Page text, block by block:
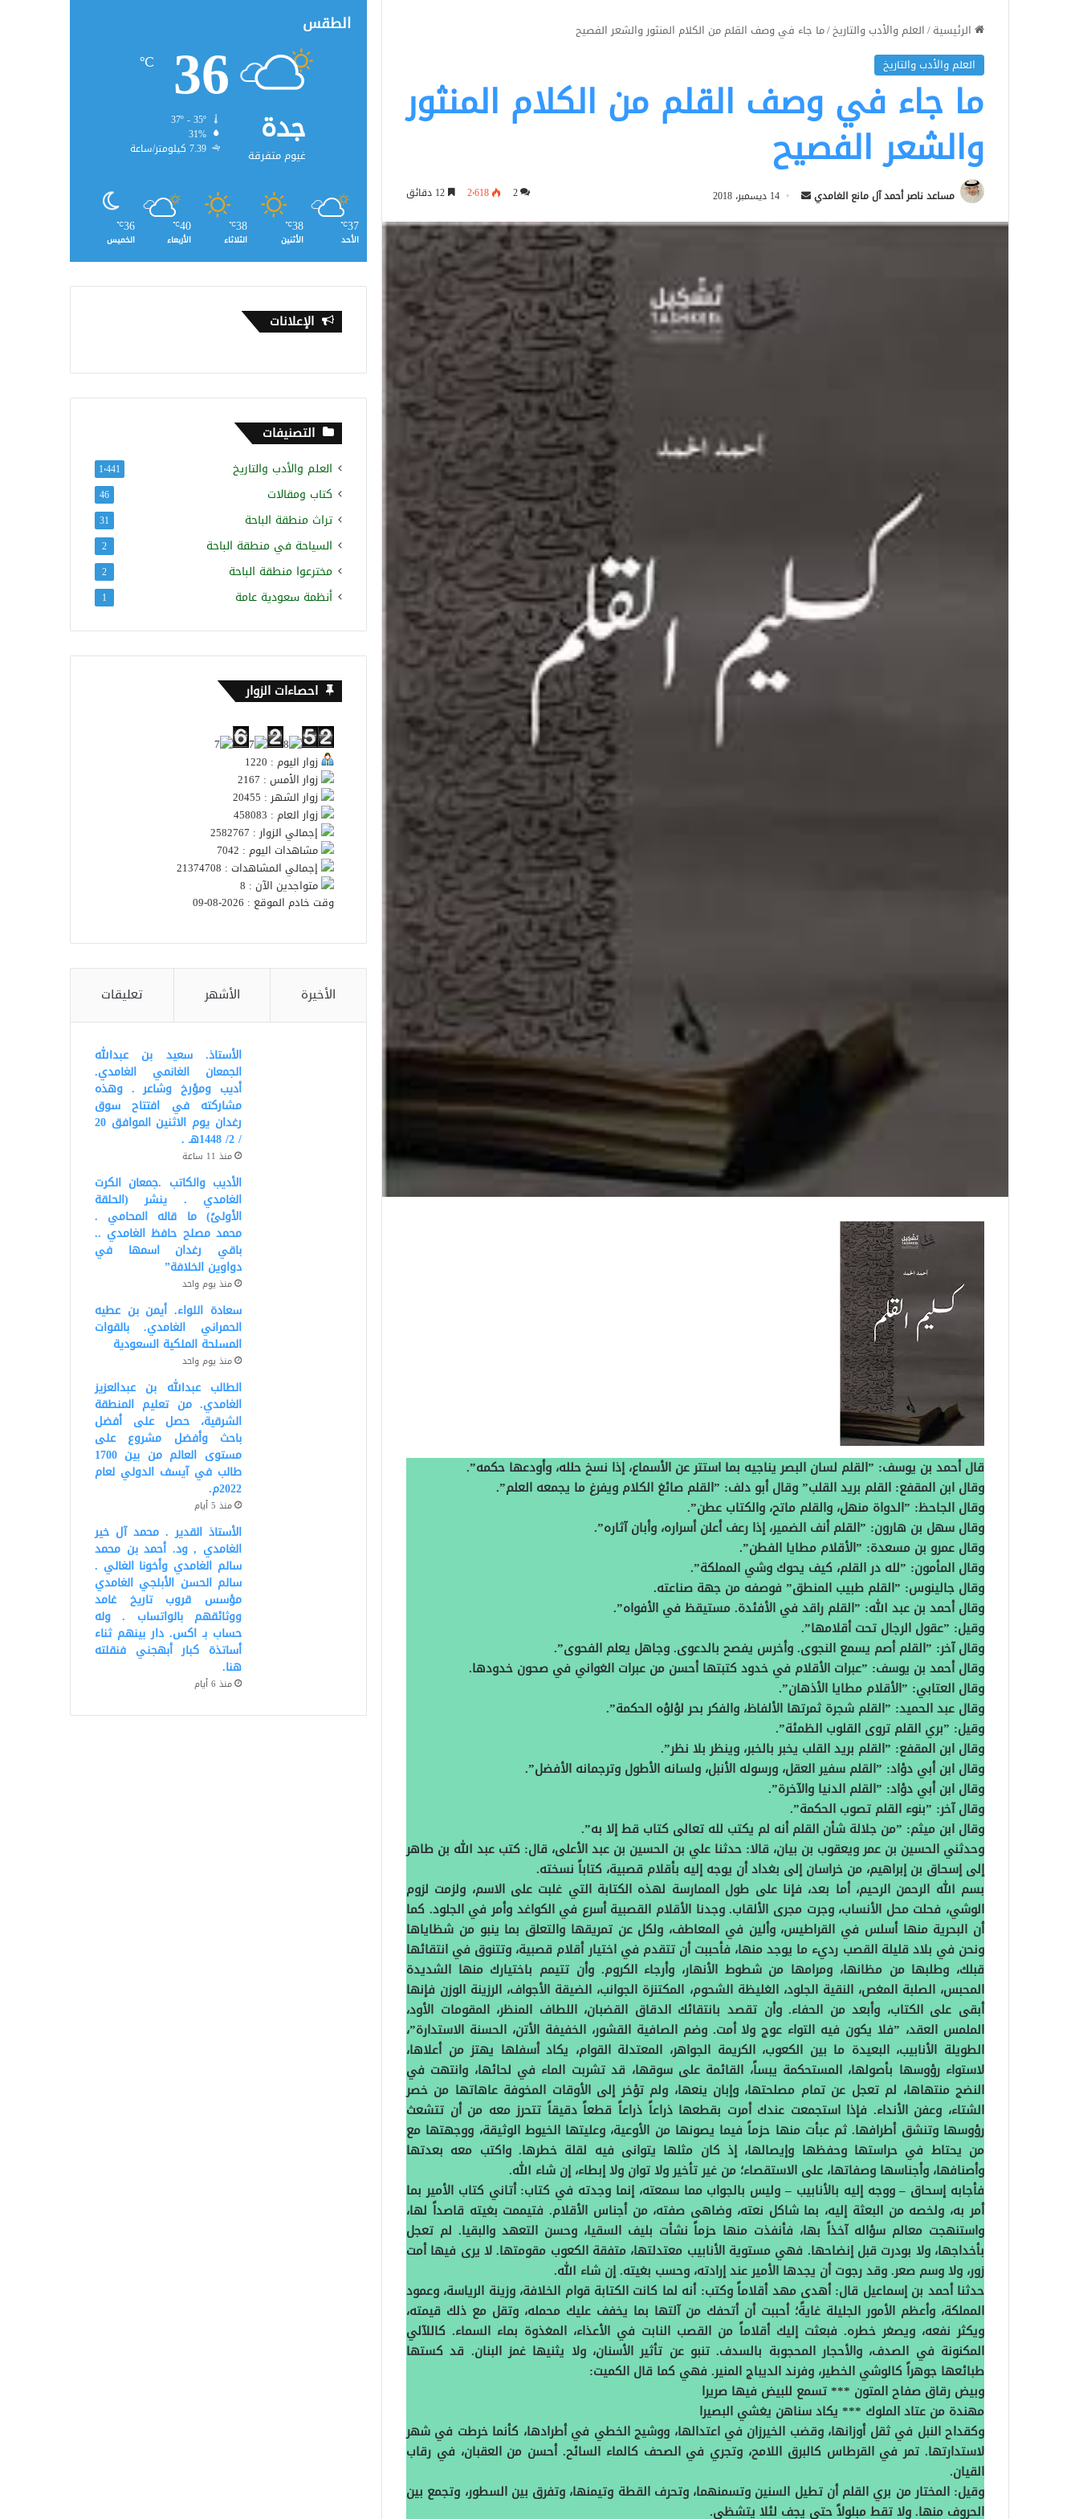
الرئيسية/العلم والأدب والتاريخ/ما جاء في وصف القلم من الكلام المنثور والشعر الفصيح
العلم والأدب والتاريخ
ما جاء في وصف القلم من الكلام المنثور
والشعر الفصيح
مساعد ناصر أحمد آل مانع الغامدي
أرسل
إلكترونيا
14 ديسمبر، 2018 2 2٬618
قال أحمد بن يوسف‏:‏ ‏”‏القلم لسان البصر يناجيه بما استتر عن الأسماع، إذا نسخ حلله، وأودعها حكمه‏”‏‏.‏
وقال ابن المقفع‏:‏ القلم بريد القلب‏”‏ وقال أبو دلف‏:‏ ‏”‏القلم صائغ الكلام ويفرغ ما يجمعه العلم‏”‏‏.‏
وقال الجاحظ‏:‏ ‏”‏الدواة منهل، والقلم ماتح، والكتاب عطن‏”‏‏.‏
وقال سهل بن هارون‏:‏ ‏”‏القلم أنف الضمير، إذا رعف أعلن أسراره، وأبان آثاره‏”‏‏.‏
وقال عمرو بن مسعدة‏:‏ ‏”‏الأقلام مطايا الفطن‏”‏‏.‏
وقال المأمون‏:‏ ‏”‏لله در القلم، كيف يحوك وشي المملكة‏”‏‏.‏
وقال جالينوس‏:‏ ‏”‏القلم طبيب المنطق‏”‏ فوصفه من جهة صناعته‏.‏
وقال أحمد بن عبد الله‏:‏ ‏”‏القلم راقد في الأفئدة‏.‏ مستيقظ في الأفواه‏”‏‏.‏
وقيل‏:‏ ‏”‏عقول الرجال تحت أقلامها‏”‏‏.‏
وقال آخر‏:‏ ‏”‏القلم أصم يسمع النجوى‏.‏ وأخرس يفصح بالدعوى‏.‏ وجاهل يعلم الفحوى‏”‏‏.‏
وقال أحمد بن يوسف‏:‏ ‏”‏عبرات الأقلام في خدود كتبتها أحسن من عبرات الغواني في صحون خدودها‏.‏
وقال العتابي‏:‏ ‏”‏الأقلام مطايا الأذهان‏”‏‏.‏
وقال عبد الحميد‏:‏ ‏”‏القلم شجرة ثمرتها الألفاظ، والفكر بحر لؤلؤه الحكمة‏”‏‏.‏
وقيل‏:‏ ‏”‏بري القلم تروى القلوب الظمئة‏”‏‏.‏
وقال ابن المقفع‏:‏ ‏”‏القلم بريد القلب يخبر بالخبر، وينظر بلا نظر‏”‏‏.‏
وقال ابن أبي دؤاد‏:‏ ‏”‏القلم سفير العقل، ورسوله الأنبل، ولسانه الأطول وترجمانه الأفضل‏”‏‏.‏
وقال ابن أبي دؤاد‏:‏ ‏”‏القلم الدنيا والآخرة‏”‏‏.‏
وقال آخر‏:‏ ‏”‏بنوء القلم تصوب الحكمة‏”‏‏.‏
وقال ابن ميثم‏:‏ ‏”‏من جلالة شأن القلم أنه لم يكتب لله تعالى كتاب قط إلا به‏”‏‏.‏
وحدثني الحسين بن عمر ويعقوب بن بيان، قالا‏:‏ حدثنا علي بن الحسين بن عبد الأعلى، قال‏:‏ كتب عبد الله بن طاهر
إلى إسحاق بن إبراهيم، من خراسان إلى بغداد أن يوجه إليه بأقلام قصبية، كتاباً نسخته‏.‏
بسم الله الرحمن الرحيم، أما بعد، فإنا على طول الممارسة لهذه الكتابة التي غلبت على الاسم، ولزمت لزوم
الوشي، فحلت محل الأنساب، وجرت مجرى الألقاب‏.‏ وجدنا الأقلام القصبية أسرع في الكواغد وأمر في الجلود‏.‏ كما
أن البحرية منها أسلس في القراطيس، وألين في المعاطف، ولكل عن تمريقها والتعلق بما ينبو من شظاياها
ونحن في بلاد قليلة القصب رديء ما يوجد منها، فأحببت أن تتقدم في اختيار أقلام قصبية، وتتنوق في انتقائها
قبلك، وطلبها من مظانها، ومرامها من شطوط الأنهار، وأرجاء الكروم‏.‏ وأن تتيمم باختيارك منها الشديدة
المحبس، الصلبة المغص، النقية الجلود، الغليظة الشحوم، المكتنزة الجوانب، الضيقة الأجواف، الرزينة الوزن فإنها
أبقى على الكتاب، وأبعد من الحفاء‏.‏ وأن تقصد بانتقائك الدقاق القضبان، اللطاف المنظر، المقومات الأود،
الملمس العقد، ‏”‏فلا يكون فيه التواء عوج ولا أمت‏.‏ وضم الصافية القشور، الخفيفة الأتن، الحسنة الاستدارة‏”‏،
الطويلة الأنابيب، البعيدة ما بين الكعوب، الكريمة الجواهر، المعتدلة القوام، يكاد أسفلها يهتز من أعلاها،
لاستواء رؤوسها بأصولها، المستحكمة يبساً، القائمة على سوقها، قد تشربت الماء في لحائها، وانتهت في
النضج منتهاها، لم تعجل عن تمام مصلحتها، وإبان ينعها، ولم تؤخر إلى الأوقات المخوفة عاهاتها من خصر
الشتاء، وعفن الأنداء‏.‏ فإذا استجمعت عندك أمرت بقطعها ذراعاً ذراعاً قطعاً دقيقاً تتحرز معه من أن تتشعث
رؤوسها وتنشق أطرافها‏.‏ ثم عبأت منها حزماً فيما يصونها من الأوعية، وعليتها الخيوط الوثيقة، ووجهتها مع
من يحتاط في حراستها وحفظها وإيصالها، إذ كان مثلها يتوانى فيه لقلة خطرها‏.‏ واكتب معه بعدتها
وأصنافها، وأجناسها وصفاتها، على الاستقصاء؛ من غير تأخير ولا توان ولا إبطاء، إن شاء الله‏.‏
فأجابه إسحاق – ووجه إليه بالأنابيب – وليس بالجواب مما سمعته، إنما وجدته في كتاب‏:‏ أتاني كتاب الأمير بما
أمر به، ولخصه من البعثة إليه، بما شاكل نعته، وضاهى صفته، من أجناس الأقلام‏.‏ فتيممت بغيته قاصداً لها،
واستنهجت معالم سؤاله آخذاً بها، فأنفذت منها حزماً نشأت بليف السقيا، وحسن التعهد والبقيا‏.‏ لم تعجل
بأخداجها، ولا بودرت قبل إنضاحها‏.‏ فهي مستوية الأنابيب معتدلتها، متفقة الكعوب مقومتها‏.‏ لا يرى فيها أمت
زور، ولا وسم صعر‏.‏ وقد رجوت أن يجدها الأمير عند إرادته، وحسب بغيته‏.‏ إن شاء الله‏.‏
حدثنا أحمد بن إسماعيل قال‏:‏ أهدى مهد أقلاماً وكتب‏:‏ أنه لما كانت الكتابة قوام الخلافة، وزينة الرياسة، وعمود
المملكة، وأعظم الأمور الجليلة غايةً؛ أحببت أن أتحفك من آلتها بما يخفف عليك محمله، وتقل مع ذلك قيمته،
ويكثر نفعه، ويصغر خطره‏.‏ فبعثت إليك أقلاماً من القصب النابت في الأعذاء، المغذوة بماء السماء‏.‏ كاللآلي
المكنونة في الصدف، والأحجار المحجوبة بالسدف‏.‏ تنبو عن تأثير الأسنان، ولا يثنيها غمز البنان‏.‏ قد كستها
طبائعها جوهراً كالوشي الخطير، وفرند الديباج المنير‏.‏ فهي كما قال الكميت‏:‏
وبيض رقاق صفاح المتون *** تسمع للبيض فيها صريرا
مهندة من عتاد الملوك *** يكاد سناهن يغشي البصيرا
وكقداح النبل في ثقل أوزانها، وقضب الخيرزان في اعتدالها، ووشيج الخطي في أطرادها، كأنما خرطت في شهر
لاستدارتها‏.‏ تمر في القرطاس كالبرق اللامح، وتجري في الصحف كالماء السائح‏.‏ أحسن من العقبان، في رقاب
القيان‏.‏
وقيل‏:‏ المختار من بري القلم أن تطيل السنين وتسمنهما، وتحرف القطة وتيمنها، وتفرق بين السطور، وتجمع بين
الحروف منها‏.‏ ولا تقط مبلولاً حتى يجف لئلا يتشظى‏.‏
الطقس
جدة
غيوم متفرقة
36
℃
31%
7.39 كيلومتر/ساعة
37
℃
الأحد
38
℃
الأثنين
38
℃
الثلاثاء
40
℃
الأربعاء
36
℃
الخميس
الإعلانات
التصنيفات
العلم والأدب والتاريخ 1٬441
كتاب ومقالات 46
تراث منطقة الباحة 31
السياحة في منطقة الباحة 2
مخترعوا منطقة الباحة 2
أنظمة سعودية عامة 1
احصاءات الزوار
زوار اليوم : 1220
زوار الأمس : 2167
زوار الشهر : 20455
زوار العام : 458083
إجمالي الزوار : 2582767
مشاهدات اليوم : 7042
إجمالي المشاهدات : 21374708
متواجدين الآن : 8
وقت خادم الموقع : 2026-08-09
الأخيرة الأشهر تعليقات
الأستاذ. سعيد بن عبدالله
الجمعان الغانمي الغامدي.
أديب ومؤرخ وشاعر . وهذه
مشاركته في افتتاح سوق
رغدان يوم الاثنين الموافق 20
/ 2/ 1448هـ .
منذ 11 ساعة
الأديب والكاتب .جمعان الكرت
الغامدي . ينشر (الحلقة
الأولىً) ما قاله المحامي .
محمد مصلح حافظ الغامدي ..
باقي رغدان اسمها في
دواوين الخلافة”
منذ يوم واحد
سعادة اللواء. أيمن بن عطيه
الحمراني الغامدي. بالقوات
المسلحة الملكية السعودية
منذ يوم واحد
الطالب عبدالله بن عبدالعزيز
الغامدي. من تعليم المنطقة
الشرقية، حصل على أفضل
باحث وأفضل مشروع على
مستوى العالم من بين 1700
طالب في آيسف الدولي لعام
2022م.
منذ 5 أيام
الأستاذ القدير . محمد آل خير
الغامدي , ود. أحمد بن محمد
سالم الغامدي وأخونا الغالي .
سالم الحسن الأبلجي الغامدي
مؤسس قروب تاريخ غامد
ووثائقهم بالواتساب . وله
حساب بـ اكس. دار بينهم ثناء
أساتذة كبار أبهجني فنقلته
هنا.
منذ 6 أيام